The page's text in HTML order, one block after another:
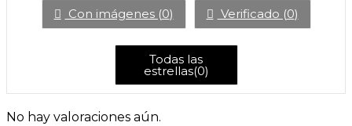
Con imágenes (0) Verificado (0)
Todas las
estrellas(0)
No hay valoraciones aún.